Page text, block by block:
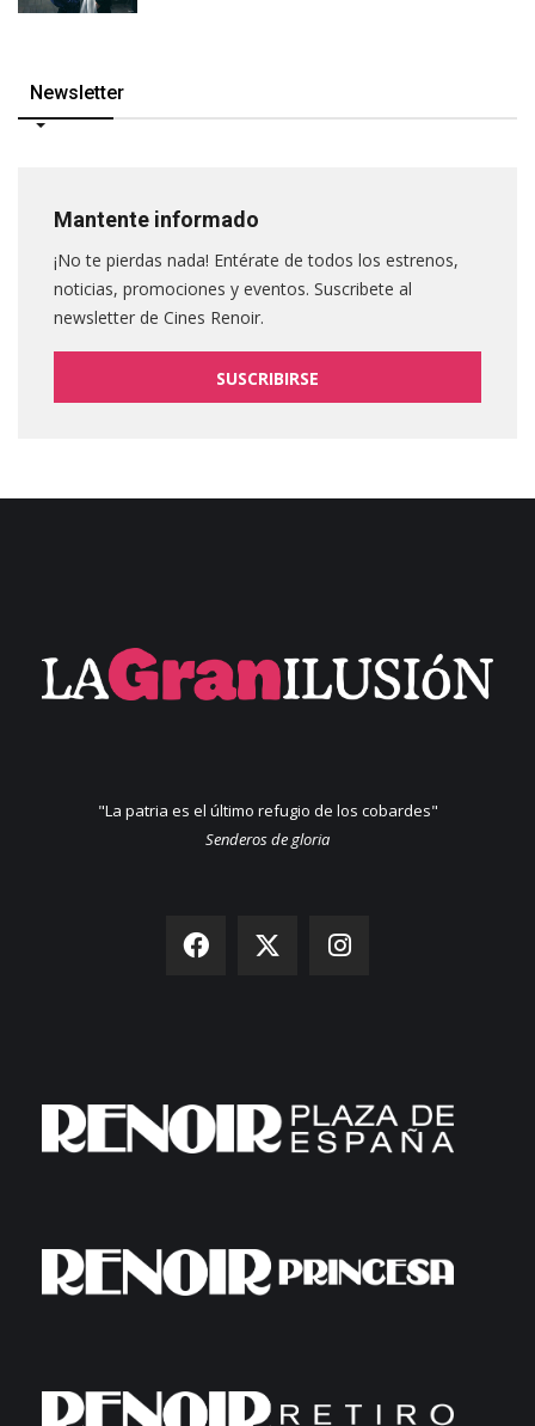
Newsletter
Mantente informado
¡No te pierdas nada! Entérate de todos los estrenos,
noticias, promociones y eventos. Suscribete al
newsletter de Cines Renoir.
SUSCRIBIRSE
"La patria es el último refugio de los cobardes"
Senderos de gloria